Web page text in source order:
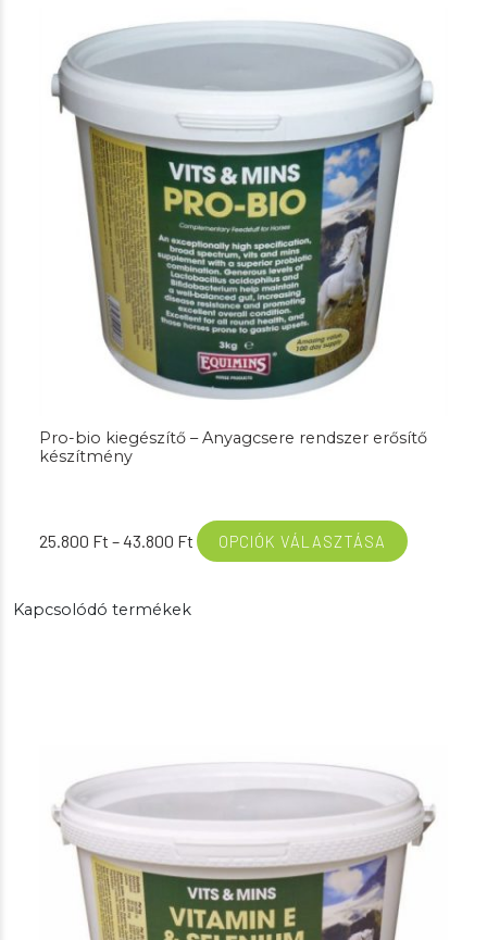
Pro-bio kiegészítő – Anyagcsere rendszer erősítő
készítmény
25.800 Ft –43.800 Ft Ártartomány:
25.800 Ft
OPCIÓK VÁLASZTÁSA
Kapcsolódó termékek